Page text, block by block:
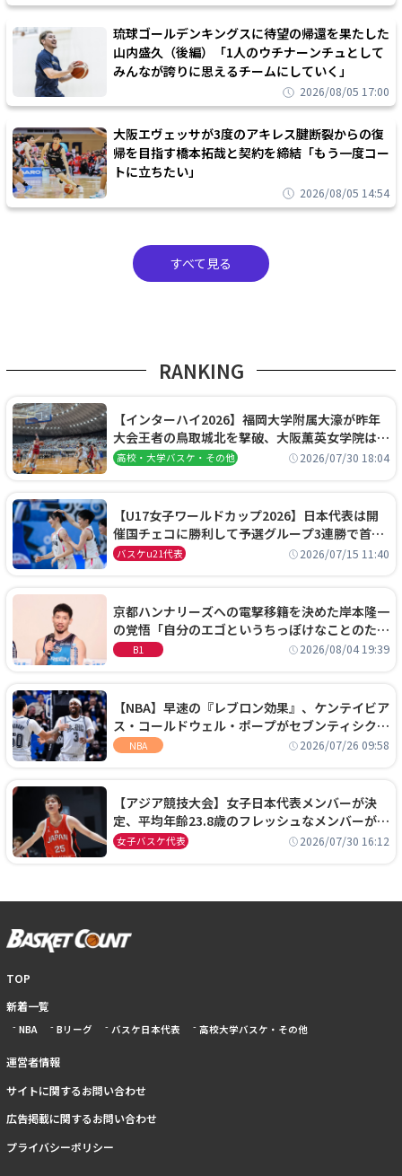
琉球ゴールデンキングスに待望の帰還を果たした
山内盛久（後編）「1人のウチナーンチュとして
みんなが誇りに思えるチームにしていく」
2026/08/05 17:00
大阪エヴェッサが3度のアキレス腱断裂からの復
帰を目指す橋本拓哉と契約を締結「もう一度コー
トに立ちたい」
2026/08/05 14:54
すべて見る
RANKING
【インターハイ2026】福岡大学附属大濠が昨年
大会王者の鳥取城北を撃破、大阪薫英女学院は岐
阜女子に完勝、大会3日目試合結果
高校・大学バスケ・その他 2026/07/30 18:04
【U17女子ワールドカップ2026】日本代表は開
催国チェコに勝利して予選グループ3連勝で首位
通過！準々決勝の相手はエジプトに決定
バスケu21代表 2026/07/15 11:40
京都ハンナリーズへの電撃移籍を決めた岸本隆一
の覚悟「自分のエゴというちっぽけなことのため
に、京都に来たわけではない」
B1 2026/08/04 19:39
【NBA】早速の『レブロン効果』、ケンテイビア
ス・コールドウェル・ポープがセブンティシクサ
ーズに1年契約で加入
NBA 2026/07/26 09:58
【アジア競技大会】女子日本代表メンバーが決
定、平均年齢23.8歳のフレッシュなメンバーが日
本開催の大舞台で頂点を狙う
女子バスケ代表 2026/07/30 16:12
TOP
新着一覧
NBA Bリーグ バスケ日本代表 高校大学バスケ・その他
運営者情報
サイトに関するお問い合わせ
広告掲載に関するお問い合わせ
プライバシーポリシー